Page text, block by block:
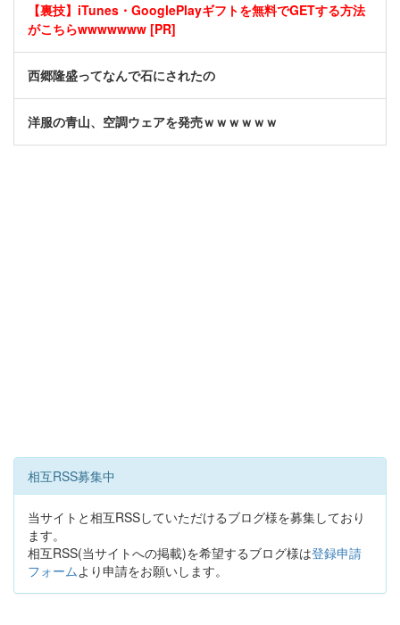
【裏技】iTunes・GooglePlayギフトを無料でGETする方法
がこちらwwwwwww [PR]
西郷隆盛ってなんで石にされたの
洋服の青山、空調ウェアを発売ｗｗｗｗｗｗ
相互RSS募集中
当サイトと相互RSSしていただけるブログ様を募集しており
ます。
相互RSS(当サイトへの掲載)を希望するブログ様は登録申請
フォームより申請をお願いします。